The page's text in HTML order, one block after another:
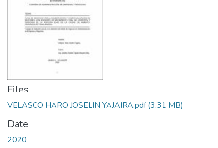
Files
VELASCO HARO JOSELIN YAJAIRA.pdf(3.31 MB)
Date
2020